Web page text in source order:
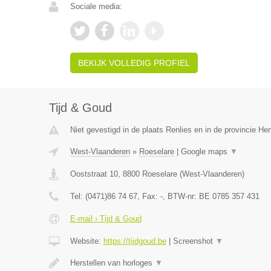
Sociale media:
BEKIJK VOLLEDIG PROFIEL
Tijd & Goud
Niet gevestigd in de plaats Renlies en in de provincie
West-Vlaanderen» Roeselare| Google maps ▼
Ooststraat 10, 8800 Roeselare(West-Vlaanderen)
Tel: (0471)86 74 67, Fax: -, BTW-nr: BE 0785 357 431
E-mail › Tijd & Goud
Website: https://tijdgoud.be| Screenshot ▼
Herstellen van horloges ▼